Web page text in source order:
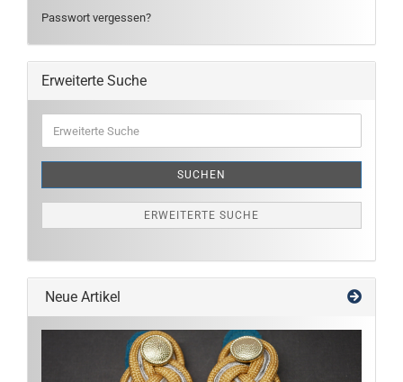
Passwort vergessen?
Erweiterte Suche
Suche
SUCHEN
ERWEITERTE SUCHE
Neue Artikel